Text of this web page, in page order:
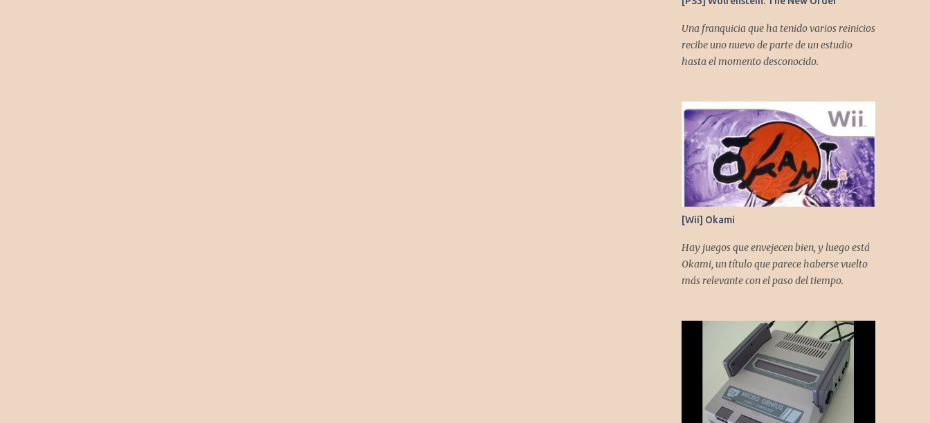
Una franquicia que ha tenido varios reinicios
recibe uno nuevo de parte de un estudio
hasta el momento desconocido.
[Wii] Okami
Hay juegos que envejecen bien, y luego está
Okami, un título que parece haberse vuelto
más relevante con el paso del tiempo.